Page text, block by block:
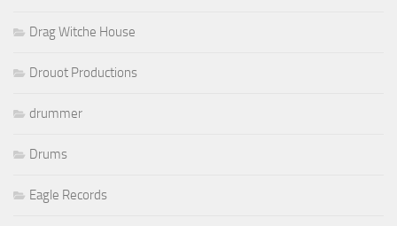
Drag Witche House
Drouot Productions
drummer
Drums
Eagle Records